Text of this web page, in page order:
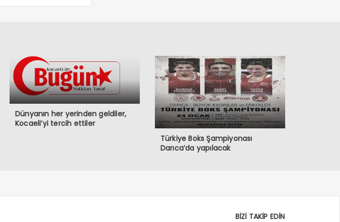
Dünyanın her yerinden geldiler,
Kocaeli’yi tercih ettiler
Türkiye Boks Şampiyonası
Darıca’da yapılacak
BİZİ TAKİP EDİN